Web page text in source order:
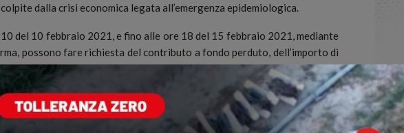
dalla crisi economica legata all’emergenza epidemiologica.
del 10 febbraio 2021, e fino alle ore 18 del 15 febbraio 2021, mediante
possono fare richiesta del contributo a fondo perduto, dell’importo di
e i professionisti che abbiano un codice Ateco indicato
che include anche le attività economiche precedentemente non
“Riapri Calabria” e “Riapri Calabria 2^ edizione” (Ddg n. 5751 del 25
n. 11732 del 13 novembre 2020).